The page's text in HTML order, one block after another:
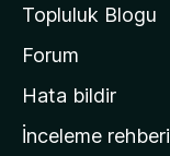
n
a
s
y
Topluluk Blogu
Forum
Hata bildir
İnceleme rehberi